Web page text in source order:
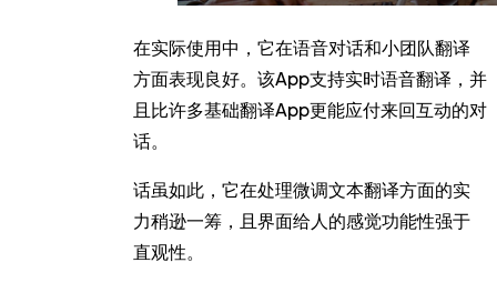
在实际使用中，它在语音对话和小团队翻译
方面表现良好。该App支持实时语音翻译，并
且比许多基础翻译App更能应付来回互动的对
话。
话虽如此，它在处理微调文本翻译方面的实
力稍逊一筹，且界面给人的感觉功能性强于
直观性。